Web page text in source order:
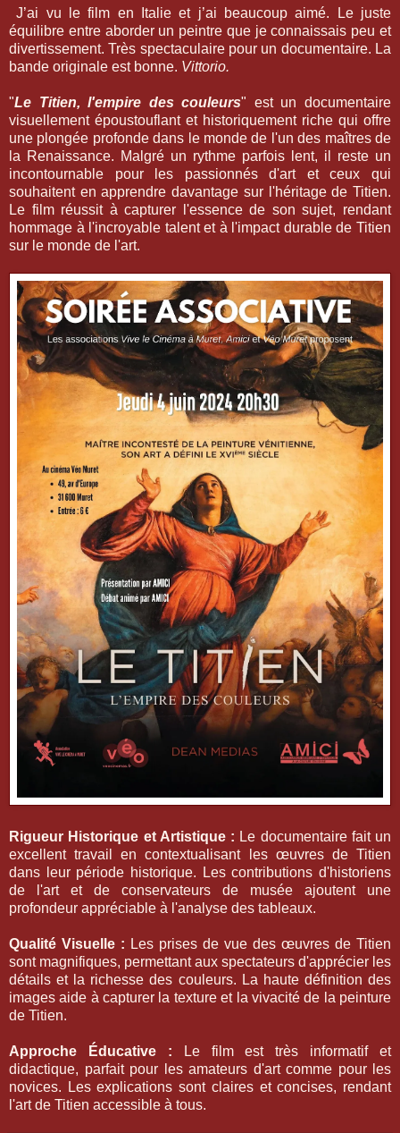
J’ai vu le film en Italie et j’ai beaucoup aimé. Le juste
équilibre entre aborder un peintre que je connaissais peu et
divertissement. Très spectaculaire pour un documentaire. La
bande originale est bonne. Vittorio.
"Le Titien, l'empire des couleurs" est un documentaire
visuellement époustouflant et historiquement riche qui offre
une plongée profonde dans le monde de l'un des maîtres de
la Renaissance. Malgré un rythme parfois lent, il reste un
incontournable pour les passionnés d'art et ceux qui
souhaitent en apprendre davantage sur l'héritage de Titien.
Le film réussit à capturer l'essence de son sujet, rendant
hommage à l'incroyable talent et à l'impact durable de Titien
sur le monde de l'art.
Rigueur Historique et Artistique : Le documentaire fait un
excellent travail en contextualisant les œuvres de Titien
dans leur période historique. Les contributions d'historiens
de l'art et de conservateurs de musée ajoutent une
profondeur appréciable à l'analyse des tableaux.
Qualité Visuelle : Les prises de vue des œuvres de Titien
sont magnifiques, permettant aux spectateurs d'apprécier les
détails et la richesse des couleurs. La haute définition des
images aide à capturer la texture et la vivacité de la peinture
de Titien.
Approche Éducative :
Le film est très informatif et
didactique, parfait pour les amateurs d'art comme pour les
novices. Les explications sont claires et concises, rendant
l'art de Titien accessible à tous.